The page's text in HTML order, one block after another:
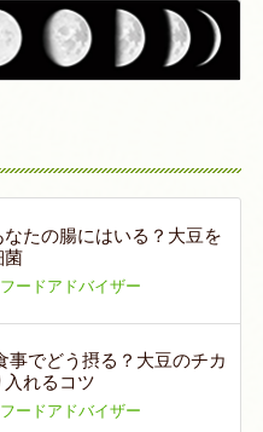
たの腸にはいる？大豆を
菌
ードアドバイザー
事でどう摂る？大豆のチカ
れるコツ
ードアドバイザー